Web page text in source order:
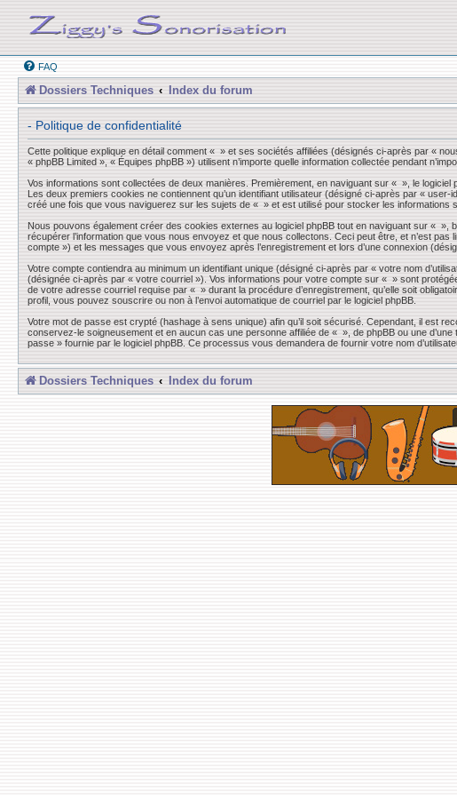
FAQ
Dossiers Techniques Index du forum
- Politique de confidentialité
Cette politique explique en détail comment « » et ses sociétés affiliées (désignés ci-après par «
« phpBB Limited », « Équipes phpBB ») utilisent n’importe quelle information collectée pendant
Vos informations sont collectées de deux manières. Premièrement, en naviguant sur « », le
Les deux premiers cookies ne contiennent qu’un identifiant utilisateur (désigné ci-après par «
créé une fois que vous naviguerez sur les sujets de « » et est utilisé pour stocker les informations
Nous pouvons également créer des cookies externes au logiciel phpBB tout en naviguant sur «
récupérer l’information que vous nous envoyez et que nous collectons. Ceci peut être, et n’est
compte ») et les messages que vous envoyez après l’enregistrement et lors d’une connexion
Votre compte contiendra au minimum un identifiant unique (désigné ci-après par « votre nom
(désignée ci-après par « votre courriel »). Vos informations pour votre compte sur « » sont
de votre adresse courriel requise par « » durant la procédure d’enregistrement, qu’elle soit
profil, vous pouvez souscrire ou non à l’envoi automatique de courriel par le logiciel phpBB.
Votre mot de passe est crypté (hashage à sens unique) afin qu’il soit sécurisé. Cependant, il est
conservez-le soigneusement et en aucun cas une personne affiliée de « », de phpBB ou une
passe » fournie par le logiciel phpBB. Ce processus vous demandera de fournir votre nom
Dossiers Techniques Index du forum